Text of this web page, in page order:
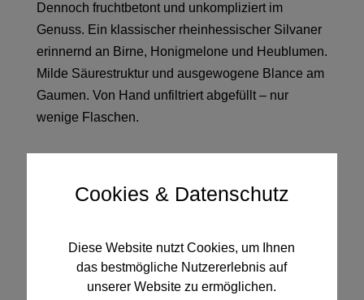
Dennoch fruchtbetont und unkompliziert im
Genuss. Ein klassischer rheinhessischer Silvaner
erinnernd an Birne, Honigmelone und Heublumen.
Milde Säurestruktur und ausgewogene Blance am
Gaumen. Von Hand unfiltriert abgefüllt – nur
wenige Flaschen.
Versand
Lieferzeit: ca. 3-4 Werktage
Cookies & Datenschutz
Diese Website nutzt Cookies, um Ihnen
das bestmögliche Nutzererlebnis auf
unserer Website zu ermöglichen.